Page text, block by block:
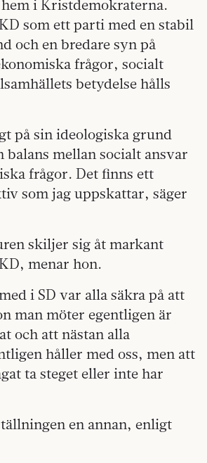
i Kristdemokraterna.
som ett parti med en stabil
och en bredare syn på
frågor, socialt
betydelse hålls
på sin ideologiska grund
balans mellan socialt ansvar
frågor. Det finns ett
som jag uppskattar, säger
skiljer sig åt markant
menar hon.
i SD var alla säkra på att
man möter egentligen är
och att nästan alla
håller med oss, men att
ta steget eller inte har
en annan, enligt